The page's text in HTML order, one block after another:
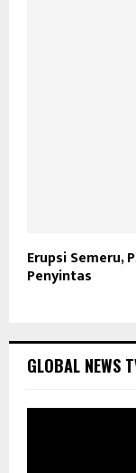
Erupsi Semeru,
Penyintas
GLOBAL NEWS